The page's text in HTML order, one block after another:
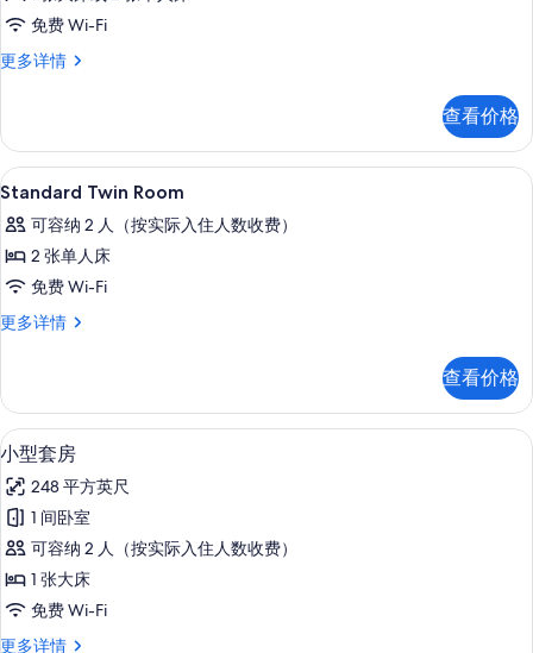
人
或
床
房
的
所
有
照
片
免费 Wi-Fi
更多详情
标
房
或
双
房
更
信
息
查看价格
显
示
Standard
Twin
Room
的
照
片
高档床上用品、客房内保险箱、办公
5
Standard Twin Room
可容纳 2 人（按实际入住人数收费）
2 张单人床
免费 Wi-Fi
更多详情
Standard
多
信
息
查看价格
显
示
小
型
套
房
小型套房 | 高档床上用品、客房内保
5
小型套房
248 平方英尺
1 间卧室
可容纳 2 人（按实际入住人数收费）
1 张大床
免费 Wi-Fi
更多详情
小